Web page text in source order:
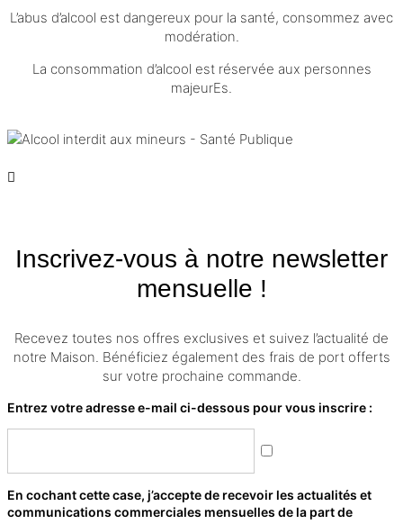
L’abus d’alcool est dangereux pour la santé, consommez avec
modération.
La consommation d’alcool est réservée aux personnes
majeurEs.
Inscrivez-vous à notre newsletter
mensuelle !
Recevez toutes nos offres exclusives et suivez l’actualité de
notre Maison. Bénéficiez également des frais de port offerts
sur votre prochaine commande.
Entrez votre adresse e-mail ci-dessous pour vous inscrire :
En cochant cette case, j’accepte de recevoir les actualités et
communications commerciales mensuelles de la part de